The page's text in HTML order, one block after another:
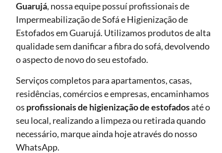
Guarujá, nossa equipe possuí profissionais de
Impermeabilização de Sofá e Higienização de
Estofados em Guarujá. Utilizamos produtos de alta
qualidade sem danificar a fibra do sofá, devolvendo
o aspecto de novo do seu estofado.
Serviços completos para apartamentos, casas,
residências, comércios e empresas, encaminhamos
os profissionais de higienização de estofadosaté o
seu local, realizando a limpeza ou retirada quando
necessário, marque ainda hoje através do nosso
WhatsApp.